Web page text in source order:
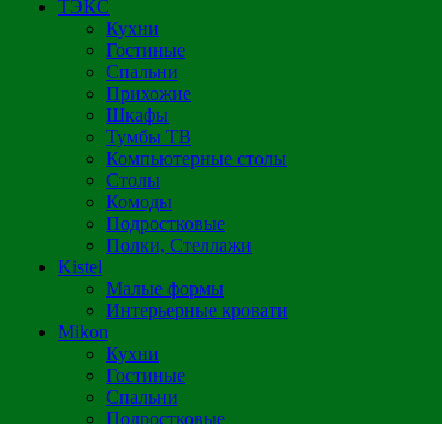
ТЭКС
Кухни
Гостиные
Спальни
Прихожие
Шкафы
Тумбы ТВ
Компьютерные столы
Столы
Комоды
Подростковые
Полки, Стеллажи
Kistel
Малые формы
Интерьерные кровати
Mikon
Кухни
Гостиные
Спальни
Подростковые